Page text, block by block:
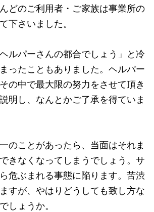
どのご利用者・ご家族は事業所の
下さいました。
ルパーさんの都合でしょう」と冷
ったこともありました。ヘルパー
の中で最大限の努力をさせて頂き
明し、なんとかご了承を得ていま
のことがあったら、当面はそれま
きなくなってしまうでしょう。サ
危ぶまれる事態に陥ります。苦渋
すが、やはりどうしても致し方な
しょうか。